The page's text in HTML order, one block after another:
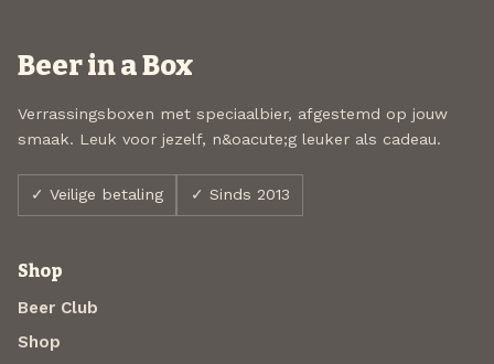
Beer in a Box
Verrassingsboxen met speciaalbier, afgestemd op jouw
smaak. Leuk voor jezelf, n&oacute;g leuker als cadeau.
✓ Veilige betaling ✓ Sinds 2013
Shop
Beer Club
Shop